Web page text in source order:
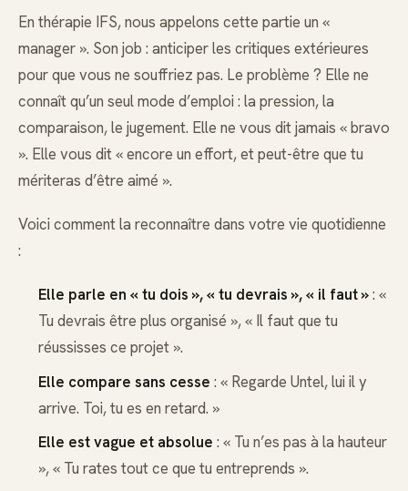
En thérapie IFS, nous appelons cette partie un «
manager ». Son job : anticiper les critiques extérieures
pour que vous ne souffriez pas. Le problème ? Elle ne
connaît qu’un seul mode d’emploi : la pression, la
comparaison, le jugement. Elle ne vous dit jamais « bravo
». Elle vous dit « encore un effort, et peut-être que tu
mériteras d’être aimé ».
Voici comment la reconnaître dans votre vie quotidienne
:
Elle parle en « tu dois », « tu devrais », « il faut »: «
Tu devrais être plus organisé », « Il faut que tu
réussisses ce projet ».
Elle compare sans cesse : « Regarde Untel, lui il y
arrive. Toi, tu es en retard. »
Elle est vague et absolue : « Tu n’es pas à la hauteur
», « Tu rates tout ce que tu entreprends ».